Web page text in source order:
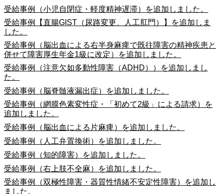
受給事例（小児自閉症・軽度精神遅滞）を追加しました。
受給事例【直腸GIST（尿路変更、人工肛門）】を追加しま
した。
受給事例（脳出血による右半身麻痺で既往障害の精神疾患と
併せて障害厚生年金1級に改定）を追加しました。
受給事例（注意欠如多動性障害（ADHD））を追加しまし
た。
受給事例（脳脊髄液漏出症）を追加しました。
受給事例（網膜色素変性症・「初めて2級」による請求）を
追加しました。
受給事例（脳出血による片麻痺）を追加しました。
受給事例（人工弁置換術）を追加しました。
受給事例（知的障害）を追加しました。
受給事例（右上肢不全麻）を追加しました。
受給事例（双極性障害・器質性情緒不安定性障害）を追加し
ました。